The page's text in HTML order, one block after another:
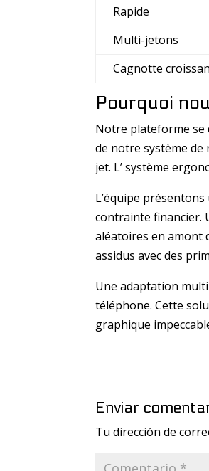
Rapide
Multi-jetons
Cagnotte
Pourquoi
Notre plateforme se
de notre système
jet. L’ système
L’équipe
contrainte financier.
aléatoires en amont
assidus avec des
Une adaptation
téléphone. Cette
graphique
Enviar
Tu dirección de